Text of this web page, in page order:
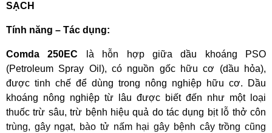
SẠCH
Tính năng – Tác dụng:
Comda 250EC là hỗn hợp giữa dầu khoáng PSO
(Petroleum Spray Oil), có nguồn gốc hữu cơ (dầu hỏa),
được tinh chế để dùng trong nông nghiệp hữu cơ. Dầu
khoáng nông nghiệp từ lâu được biết đến như một loại
thuốc trừ sâu, trừ bệnh hiệu quả do tác dụng bịt lỗ thở côn
trùng, gây ngạt, bào tử nấm hại gây bệnh cây trồng cũng